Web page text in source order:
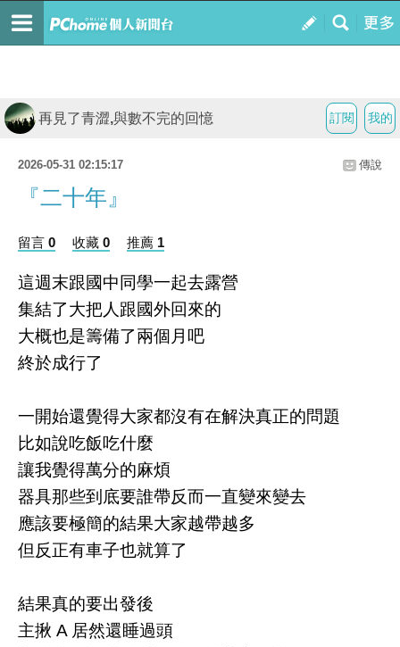
我的
訂閱
再見了青澀,與數不完的回憶
2026-05-31 02:15:17 傳說
『二十年』
留言 0 收藏 0 推薦 1
這週末跟國中同學一起去露營
集結了大把人跟國外回來的
大概也是籌備了兩個月吧
終於成行了
一開始還覺得大家都沒有在解決真正的問題
比如說吃飯吃什麼
讓我覺得萬分的麻煩
器具那些到底要誰帶反而一直變來變去
應該要極簡的結果大家越帶越多
但反正有車子也就算了
結果真的要出發後
主揪 A 居然還睡過頭